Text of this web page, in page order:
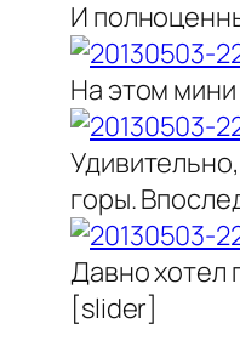
И
На этом
горы.
Давно хотел
[slider]